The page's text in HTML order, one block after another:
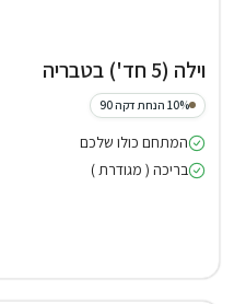
וילה (5 חד') בטבריה
10% הנחת דקה 90
המתחם כולו שלכם
בריכה ( מגודרת )